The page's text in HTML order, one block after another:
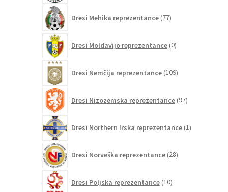
Dresi Mehika reprezentance 77izdelkov
Dresi Moldavijo reprezentance 0izdelkov
Dresi Nemčija reprezentance 109izdelkov
Dresi Nizozemska reprezentance 97izdelkov
Dresi Northern Irska reprezentance 1izdelek
Dresi Norveška reprezentance 28izdelkov
Dresi Poljska reprezentance 10izdelkov